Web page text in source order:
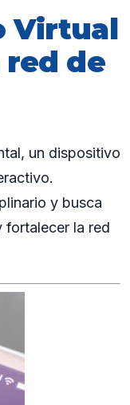
Virtual
red de
un dispositivo
y busca
fortalecer la red